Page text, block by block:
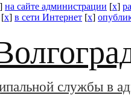
] на сайте администрации [x]
[x] в сети Интернет [x]
службы в